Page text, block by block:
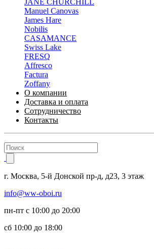
JANE CHURCHILL
Manuel Canovas
James Hare
Nobilis
CASAMANCE
Swiss Lake
FRESQ
Affresco
Factura
Zoffany
О компании
Доставка и оплата
Сотрудничество
Контакты
г. Москва, 5-й Донской пр-д, д23, 3 этаж
info@ww-oboi.ru
пн-пт с 10:00 до 20:00
сб 10:00 до 18:00